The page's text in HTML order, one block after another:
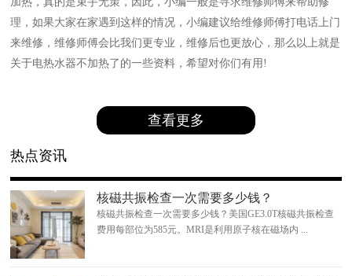
理，如果大家在家遇到这样的情况，小编建议给维修师傅打电话上门
来维修，维修师傅会比我们更专业，维修后也更放心，那么以上就是
关于电热水器不加热了的一些资料，希望对你们有用!
查看更多
热点资讯
核磁共振检查一次需要多少钱？
核磁共振检查一次需要多少钱？美国GE3.0T核磁共振检查
费用每部位为585元。MRI是利用原子核在磁场内 ...